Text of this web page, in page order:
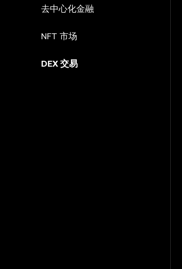
去中心化金融
NFT 市场
DEX 交易